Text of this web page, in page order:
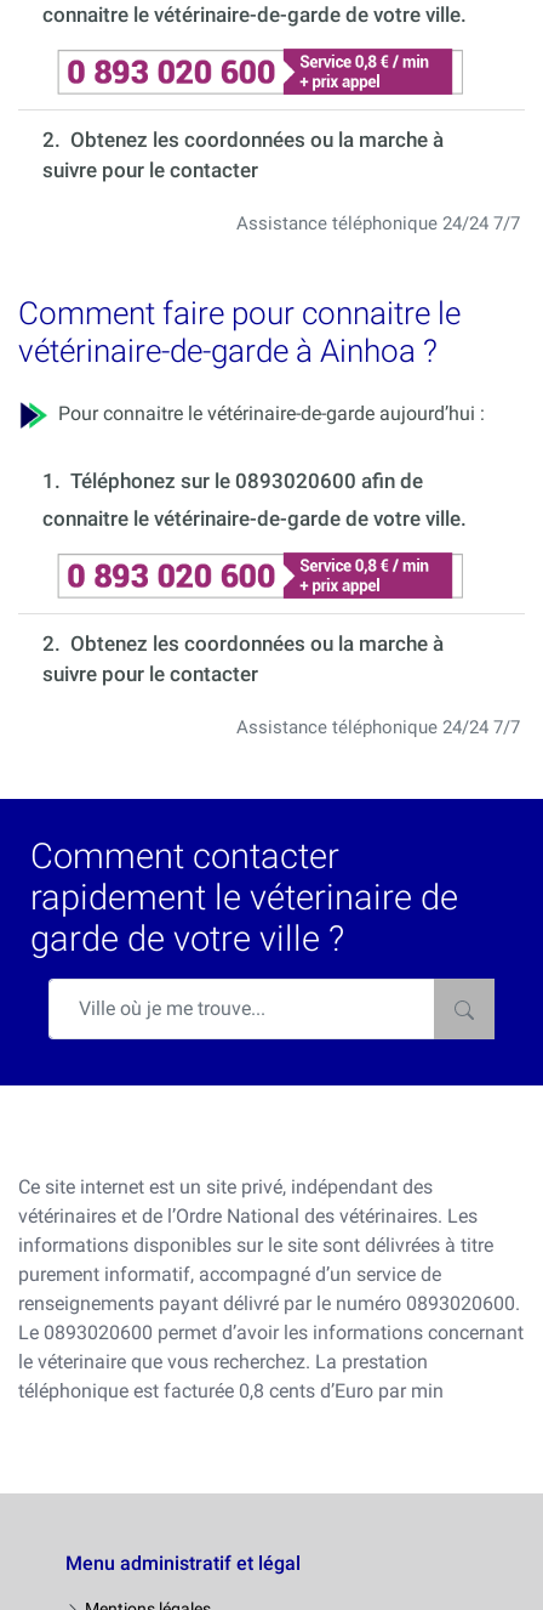
connaitre le vétérinaire-de-garde de votre ville.
2. Obtenez les coordonnées ou la marche à
suivre pour le contacter
Assistance téléphonique 24/24 7/7
Comment faire pour connaitre le
vétérinaire-de-garde à Ainhoa ?
Pour connaitre le vétérinaire-de-garde aujourd’hui :
1. Téléphonez sur le 0893020600 afin de
connaitre le vétérinaire-de-garde de votre ville.
2. Obtenez les coordonnées ou la marche à
suivre pour le contacter
Assistance téléphonique 24/24 7/7
Comment contacter
rapidement le véterinaire de
garde de votre ville ?
Ce site internet est un site privé, indépendant des
vétérinaires et de l’Ordre National des vétérinaires. Les
informations disponibles sur le site sont délivrées à titre
purement informatif, accompagné d’un service de
renseignements payant délivré par le numéro 0893020600.
Le 0893020600 permet d’avoir les informations concernant
le véterinaire que vous recherchez. La prestation
téléphonique est facturée 0,8 cents d’Euro par min
Menu administratif et légal